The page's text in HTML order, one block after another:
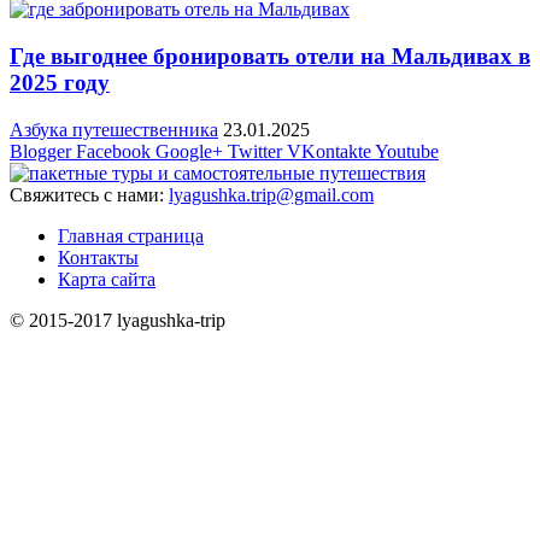
Где выгоднее бронировать отели на Мальдивах в
2025 году
Азбука путешественника 23.01.2025
Blogger Facebook Google+ Twitter VKontakteYoutube
Свяжитесь с нами: lyagushka.trip@gmail.com
Главная страница
Контакты
Карта сайта
© 2015-2017 lyagushka-trip